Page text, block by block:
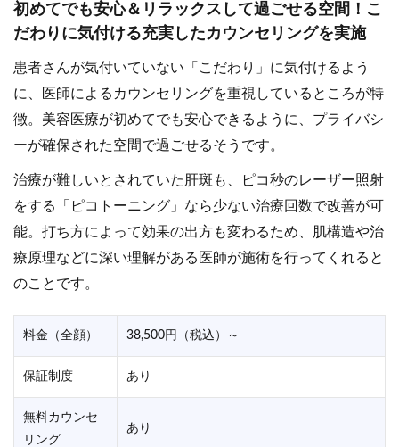
初めてでも安心＆リラックスして過ごせる空間！こ
だわりに気付ける充実したカウンセリングを実施
患者さんが気付いていない「こだわり」に気付けるよう
に、医師によるカウンセリングを重視しているところが特
徴。美容医療が初めてでも安心できるように、プライバシ
ーが確保された空間で過ごせるそうです。
治療が難しいとされていた肝斑も、ピコ秒のレーザー照射
をする「ピコトーニング」なら少ない治療回数で改善が可
能。打ち方によって効果の出方も変わるため、肌構造や治
療原理などに深い理解がある医師が施術を行ってくれると
のことです。
料金（全顔） 38,500円（税込）～
保証制度 あり
無料カウンセ
リング
あり